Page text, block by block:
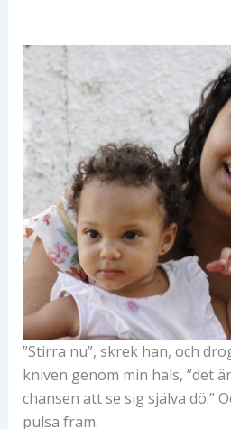
”Stirra nu”, skrek han, och
kniven genom min hals, ”det
chansen att se sig själva dö.”
pulsa fram.